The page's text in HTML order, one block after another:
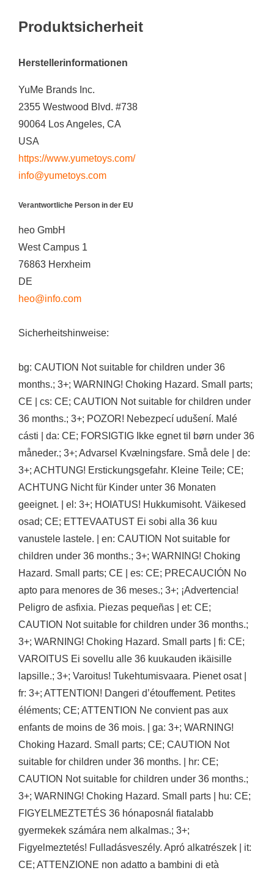
Produktsicherheit
Herstellerinformationen
YuMe Brands Inc.
2355 Westwood Blvd. #738
90064 Los Angeles, CA
USA
https://www.yumetoys.com/
info@yumetoys.com
Verantwortliche Person in der EU
heo GmbH
West Campus 1
76863 Herxheim
DE
heo@info.com
Sicherheitshinweise:
bg: CAUTION Not suitable for children under 36
months.; 3+; WARNING! Choking Hazard. Small parts;
CE | cs: CE; CAUTION Not suitable for children under
36 months.; 3+; POZOR! Nebezpecí udušení. Malé
cásti | da: CE; FORSIGTIG Ikke egnet til børn under 36
måneder.; 3+; Advarsel Kvælningsfare. Små dele | de:
3+; ACHTUNG! Erstickungsgefahr. Kleine Teile; CE;
ACHTUNG Nicht für Kinder unter 36 Monaten
geeignet. | el: 3+; HOIATUS! Hukkumisoht. Väikesed
osad; CE; ETTEVAATUST Ei sobi alla 36 kuu
vanustele lastele. | en: CAUTION Not suitable for
children under 36 months.; 3+; WARNING! Choking
Hazard. Small parts; CE | es: CE; PRECAUCIÓN No
apto para menores de 36 meses.; 3+; ¡Advertencia!
Peligro de asfixia. Piezas pequeñas | et: CE;
CAUTION Not suitable for children under 36 months.;
3+; WARNING! Choking Hazard. Small parts | fi: CE;
VAROITUS Ei sovellu alle 36 kuukauden ikäisille
lapsille.; 3+; Varoitus! Tukehtumisvaara. Pienet osat |
fr: 3+; ATTENTION! Dangeri d’étouffement. Petites
éléments; CE; ATTENTION Ne convient pas aux
enfants de moins de 36 mois. | ga: 3+; WARNING!
Choking Hazard. Small parts; CE; CAUTION Not
suitable for children under 36 months. | hr: CE;
CAUTION Not suitable for children under 36 months.;
3+; WARNING! Choking Hazard. Small parts | hu: CE;
FIGYELMEZTETÉS 36 hónaposnál fiatalabb
gyermekek számára nem alkalmas.; 3+;
Figyelmeztetés! Fulladásveszély. Apró alkatrészek | it:
CE; ATTENZIONE non adatto a bambini di età